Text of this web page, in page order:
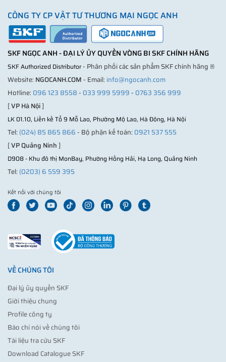
CÔNG TY CP VẬT TƯ THƯƠNG MẠI NGỌC ANH
SKF NGỌC ANH - ĐẠI LÝ ỦY QUYỀN VÒNG BI SKF CHÍNH HÃNG
SKF Authorized Distributor- Phân phối các sản phẩm SKF chính hãng ®
Website: NGOCANH.COM- Email: info@ngocanh.com
Hotline: 096 123 8558- 033 999 5999- 0763 356 999
[VP Hà Nội]
LK 01.10, Liền kề Tổ 9 Mỗ Lao, Phường Mộ Lao, Hà Đông, Hà Nội
Tel: (024) 85 865 866- Bộ phận kế toán: 0921 537 555
[VP Quảng Ninh]
D908 - Khu đô thị MonBay, Phường Hồng Hải, Hạ Long, Quảng Ninh
Tel: (0203) 6 559 395
Kết nối với chúng tôi
VỀ CHÚNG TÔI
Đại lý ủy quyền SKF
Giới thiệu chung
Profile công ty
Báo chí nói về chúng tôi
Tài liệu tra cứu SKF
Download Catalogue SKF